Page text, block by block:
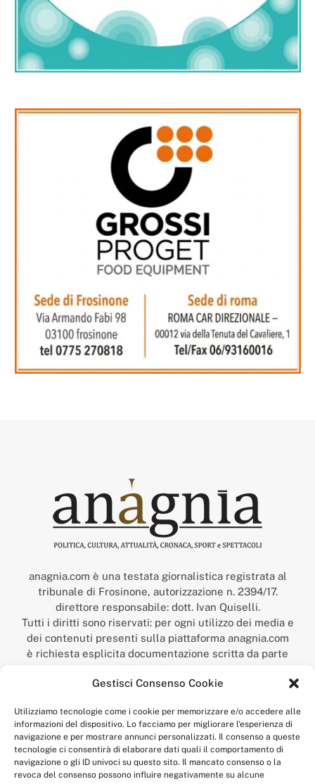
Gestisci Consenso Cookie
Utilizziamo tecnologie come i cookie per memorizzare e/o accedere alle
informazioni del dispositivo. Lo facciamo per migliorare l'esperienza di
navigazione e per mostrare annunci personalizzati. Il consenso a queste
tecnologie ci consentirà di elaborare dati quali il comportamento di
navigazione o gli ID univoci su questo sito. Il mancato consenso o la
revoca del consenso possono influire negativamente su alcune
anagnia.com è una testata giornalistica registrata al
tribunale di Frosinone, autorizzazione n. 2394/17.
direttore responsabile: dott. Ivan Quiselli.
Tutti i diritti sono riservati: per ogni utilizzo dei media e
dei contenuti presenti sulla piattaforma anagnia.com
è richiesta esplicita documentazione scritta da parte
della redazione.
“Anagnia” è un marchio registrato presso l’Ufficio Italiano
Economico,
num. registrazione: 302017000014044 del 9 febbraio 2017.
Per contatti:redazione@anagnia.com